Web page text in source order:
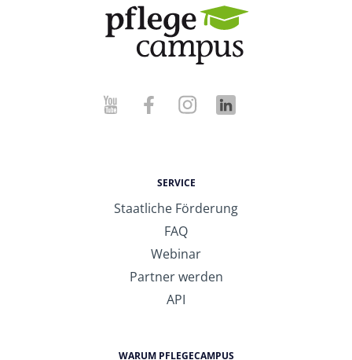
SERVICE
Staatliche Förderung
FAQ
Webinar
Partner werden
API
WARUM PFLEGECAMPUS